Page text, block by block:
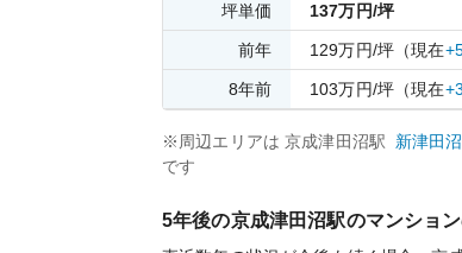
坪単価 137万円/坪
前年 129万円/坪 （現在
8年前 103万円/坪 （現在
※周辺エリアは 京成津田沼駅 新津田沼
です
5年後の京成津田沼駅のマンショ